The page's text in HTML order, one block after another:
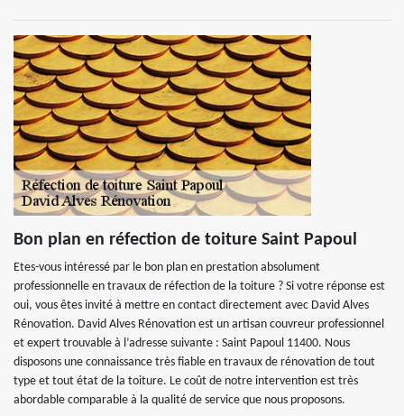
Bon plan en réfection de toiture Saint Papoul
Etes-vous intéressé par le bon plan en prestation absolument
professionnelle en travaux de réfection de la toiture ? Si votre réponse est
oui, vous êtes invité à mettre en contact directement avec David Alves
Rénovation. David Alves Rénovation est un artisan couvreur professionnel
et expert trouvable à l’adresse suivante : Saint Papoul 11400. Nous
disposons une connaissance très fiable en travaux de rénovation de tout
type et tout état de la toiture. Le coût de notre intervention est très
abordable comparable à la qualité de service que nous proposons.